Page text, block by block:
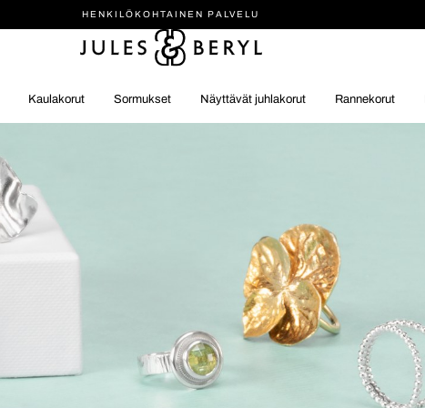
HENKILÖ­KOHTAINEN PALVELU
Kaulakorut Sormukset Näyttävät juhlakorut Rannekorut